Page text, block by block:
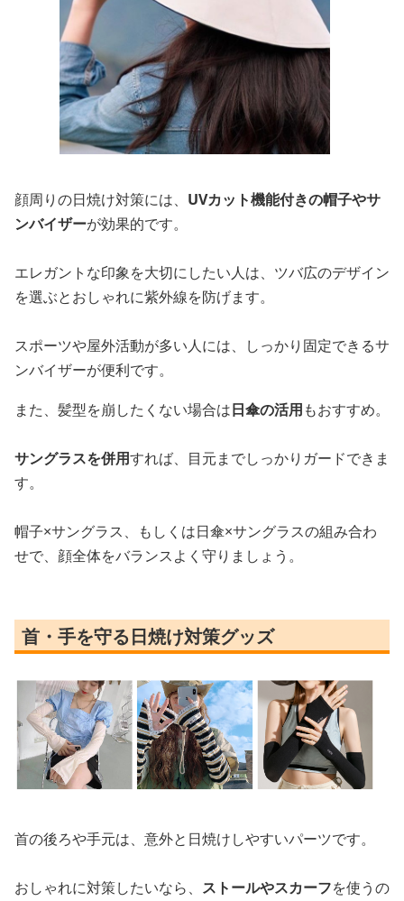
顔周りの日焼け対策には、 UVカット機能付きの帽子やサ
ンバイザーが効果的です。
エレガントな印象を大切にしたい人は、ツバ広のデザイン
を選ぶとおしゃれに紫外線を防げます。
スポーツや屋外活動が多い人には、しっかり固定できるサ
ンバイザーが便利です。
また、髪型を崩したくない場合は日傘の活用もおすすめ。
サングラスを併用すれば、目元までしっかりガードできま
す。
帽子×サングラス、もしくは日傘×サングラスの組み合わ
せで、顔全体をバランスよく守りましょう。
首・手を守る日焼け対策グッズ
首の後ろや手元は、意外と日焼けしやすいパーツです。
おしゃれに対策したいなら、 ストールやスカーフを使うの